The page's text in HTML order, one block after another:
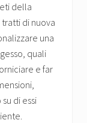
della
tratti di nuova
una
quali
e far
di essi